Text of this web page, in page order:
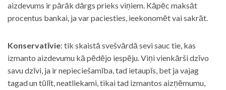
aizdevums ir pārāk dārgs prieks viņiem. Kāpēc maksāt
procentus bankai, ja var paciesties, ieekonomēt vai sakrāt.
Konservatīvie: tik skaistā svešvārdā sevi sauc tie, kas
izmanto aizdevumu kā pēdējo iespēju. Viņi vienkārši dzīvo
savu dzīvi, ja ir nepieciešamība, tad ietaupīs, bet ja vajag
tagad un tūlīt, neatliekami, tikai tad izmantos aizņēmumu,